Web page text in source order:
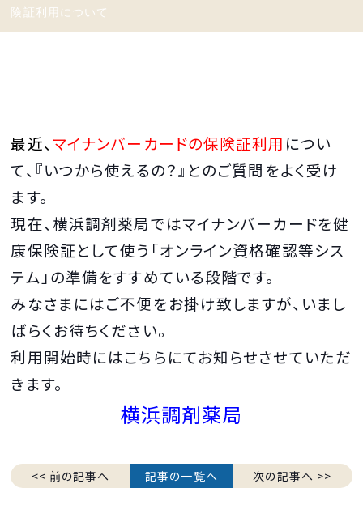
険証利用について
最近、 マイナンバーカードの保険証利用 につい
て、『いつから使えるの？』とのご質問をよく受け
ます。
現在、横浜調剤薬局ではマイナンバーカードを健
康保険証として使う「オンライン資格確認等シス
テム」の準備をすすめている段階です。
みなさまにはご不便をお掛け致しますが、いまし
ばらくお待ちください。
利用開始時にはこちらにてお知らせさせていただ
きます。
横浜調剤薬局
<< 前の記事へ 記事の一覧へ 次の記事へ >>